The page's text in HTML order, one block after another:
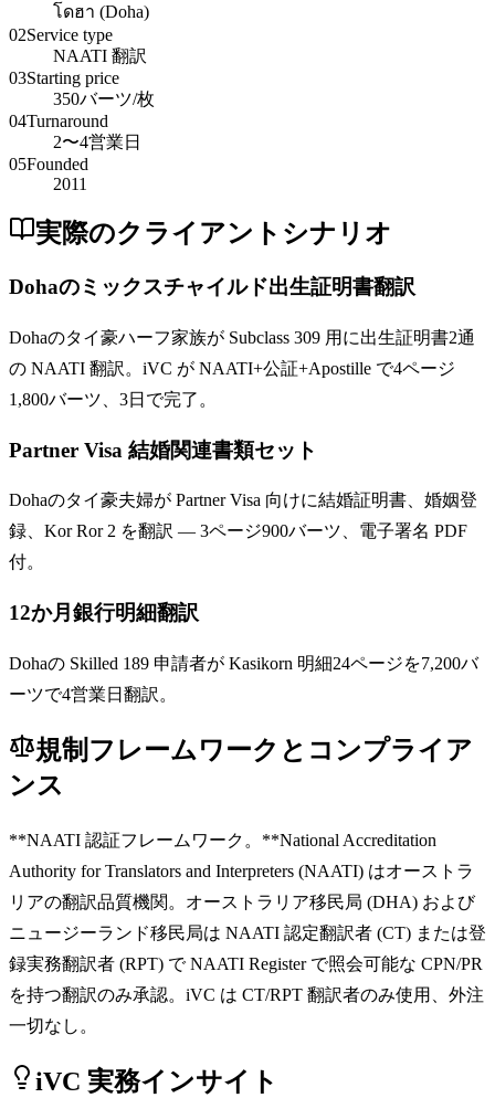
โดฮา (Doha)
02Service type
NAATI 翻訳
03Starting price
350バーツ/枚
04Turnaround
2〜4営業日
05Founded
2011
実際のクライアントシナリオ
Dohaのミックスチャイルド出生証明書翻訳
Dohaのタイ豪ハーフ家族が Subclass 309 用に出生証明書2通
の NAATI 翻訳。iVC が NAATI+公証+Apostille で4ページ
1,800バーツ、3日で完了。
Partner Visa 結婚関連書類セット
Dohaのタイ豪夫婦が Partner Visa 向けに結婚証明書、婚姻登
録、Kor Ror 2 を翻訳 — 3ページ900バーツ、電子署名 PDF
付。
12か月銀行明細翻訳
Dohaの Skilled 189 申請者が Kasikorn 明細24ページを7,200バ
ーツで4営業日翻訳。
規制フレームワークとコンプライア
ンス
**NAATI 認証フレームワーク。**National Accreditation
Authority for Translators and Interpreters (NAATI) はオーストラ
リアの翻訳品質機関。オーストラリア移民局 (DHA) および
ニュージーランド移民局は NAATI 認定翻訳者 (CT) または登
録実務翻訳者 (RPT) で NAATI Register で照会可能な CPN/PR
を持つ翻訳のみ承認。iVC は CT/RPT 翻訳者のみ使用、外注
一切なし。
iVC 実務インサイト